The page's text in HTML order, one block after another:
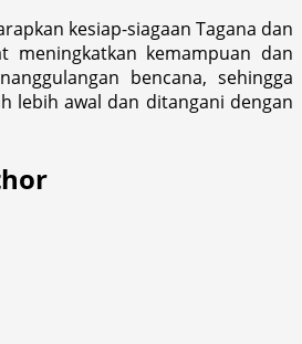
kesiap-siagaan Tagana dan
meningkatkan kemampuan dan
bencana, sehingga
lebih awal dan ditangani dengan